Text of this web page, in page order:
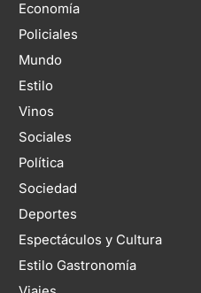
Economía
Policiales
Mundo
Estilo
Vinos
Sociales
Política
Sociedad
Deportes
Espectáculos y Cultura
Estilo Gastronomía